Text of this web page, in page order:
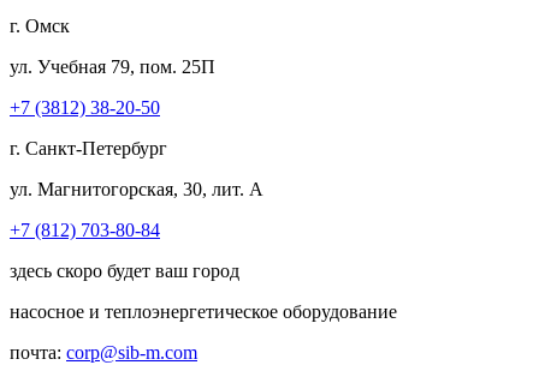
г. Омск
ул. Учебная 79, пом. 25П
+7 (3812) 38-20-50
г. Санкт-Петербург
ул. Магнитогорская, 30, лит. А
+7 (812) 703-80-84
здесь скоро будет ваш город
насосное и теплоэнергетическое оборудование
почта: corp@sib-m.com